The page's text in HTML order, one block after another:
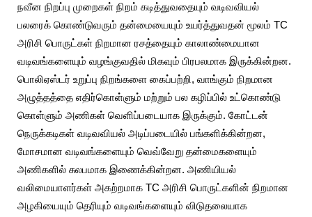
நவீன நிறப்பு முறைகள் நிறம் கடித்துவதையும் வடிவவியல்
பலரைக் கொண்டுவரும் தன்மையையும் உயர்த்துவதன் மூலம் TC
அரிசி பொருட்கள் நிறமான ரசத்தையும் காலாண்மையான
வடிவங்களையும் வழங்குவதில் மிகவும் பிரபலமாக இருக்கின்றன.
பொலிஏஸ்டர் உறுப்பு நிறங்களை கைப்பற்றி, வாங்கும் நிறமான
அழுத்தத்தை எதிர்கொள்ளும் மற்றும் பல கழிப்பில் உட்கொண்டு
கொள்ளும் அணிகள் வெளிப்படையாக இருக்கும். கோட்டன்
நெருக்கடிகள் வடிவவியல் அடிப்படையில் பங்களிக்கின்றன,
மோசமான வடிவங்களையும் வெவ்வேறு தன்மைகளையும்
அணிகளில் சுலபமாக இணைக்கின்றன. அணியியல்
வலிமையாளர்கள் அகற்றமாக TC அரிசி பொருட்களின் நிறமான
அழகியையும் தெரியும் வடிவங்களையும் விடுதலையாக